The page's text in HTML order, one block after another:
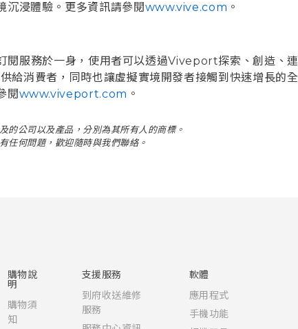
沉浸體驗。更多資訊請參閱www.vive.com 。
服務於一身，使用者可以透過Viveport探索、創造、
消費者，同時也讓虛擬實境開發者接觸到快速增長的
閱www.viveport.com 。
的公司以及產品，分別為其所有人的商標。
任何問題，歡迎隨時與我們聯絡。
購物說
明
購物須
知
支援服務
到府收送維修
服務
軟體
應用程式
手機功能